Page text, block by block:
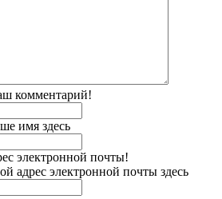
комментарий!
имя здесь
электронной почты!
адрес электронной почты здесь